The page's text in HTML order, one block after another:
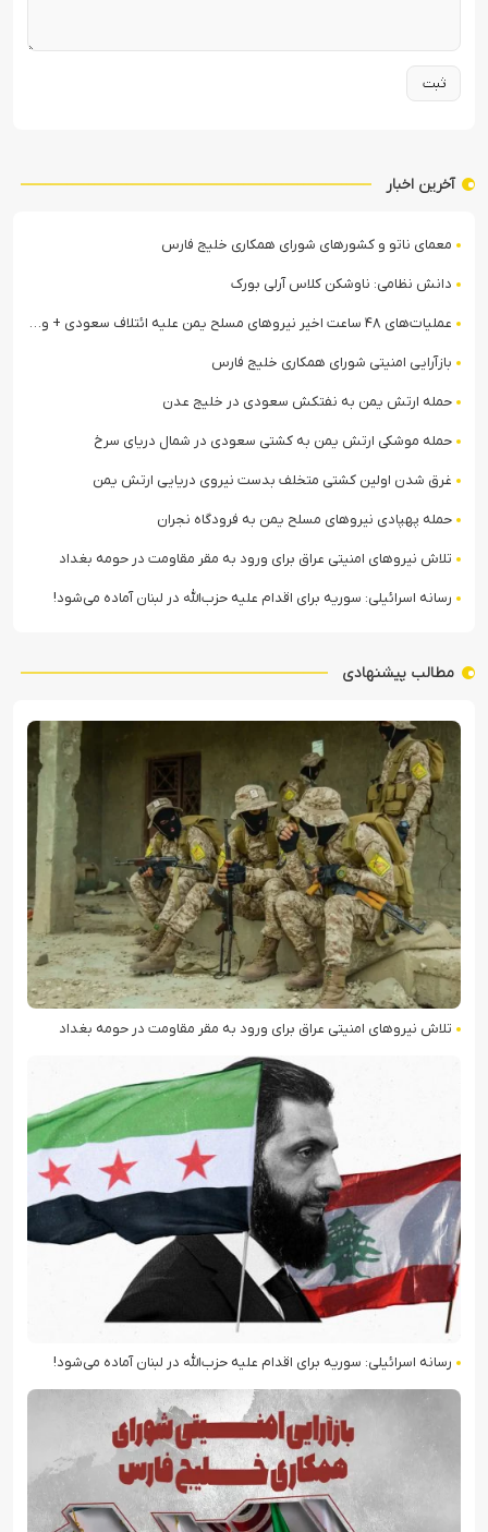
آخرین اخبار
معمای ناتو و کشورهای شورای همکاری خلیج فارس
دانش نظامی: ناوشکن کلاس آرلی بورک
عملیات‌های ۴۸ ساعت اخیر نیروهای مسلح یمن علیه ائتلاف سعودی + ویدیو
بازآرایی امنیتی شورای همکاری خلیج فارس
حمله ارتش یمن به نفتکش سعودی در خلیج عدن
حمله موشکی ارتش یمن به کشتی سعودی در شمال دریای سرخ
غرق شدن اولین کشتی متخلف بدست نیروی دریایی ارتش یمن
حمله پهپادی نیروهای مسلح یمن به فرودگاه نجران
تلاش نیروهای امنیتی عراق برای ورود به مقر مقاومت در حومه بغداد
رسانه اسرائیلی: سوریه برای اقدام علیه حزب‌الله در لبنان آماده می‌شود!
مطالب پیشنهادی
تلاش نیروهای امنیتی عراق برای ورود به مقر مقاومت در حومه بغداد
رسانه اسرائیلی: سوریه برای اقدام علیه حزب‌الله در لبنان آماده می‌شود!